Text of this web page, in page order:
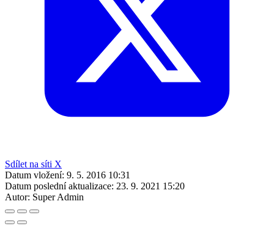
Sdílet na síti X
Datum vložení: 9. 5. 2016 10:31
Datum poslední aktualizace: 23. 9. 2021 15:20
Autor: Super Admin